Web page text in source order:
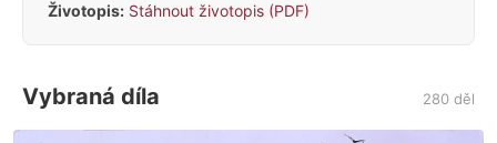
Životopis: Stáhnout životopis (PDF)
Vybraná díla 280 děl